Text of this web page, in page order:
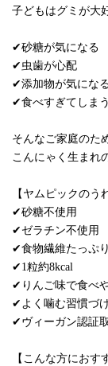
子どもはグミが大
✔砂糖が気になる
✔虫歯が心配
✔添加物が気にな
✔食べすぎてしまう
そんなご家庭のた
こんにゃく生まれ
【ヤムピックのう
✔砂糖不使用
✔ゼラチン不使用
✔食物繊維たっぷり
✔1粒約8kcal
✔りんご味で食べ
✔よく噛む習慣づ
✔ヴィーガン認証
【こんな方におす